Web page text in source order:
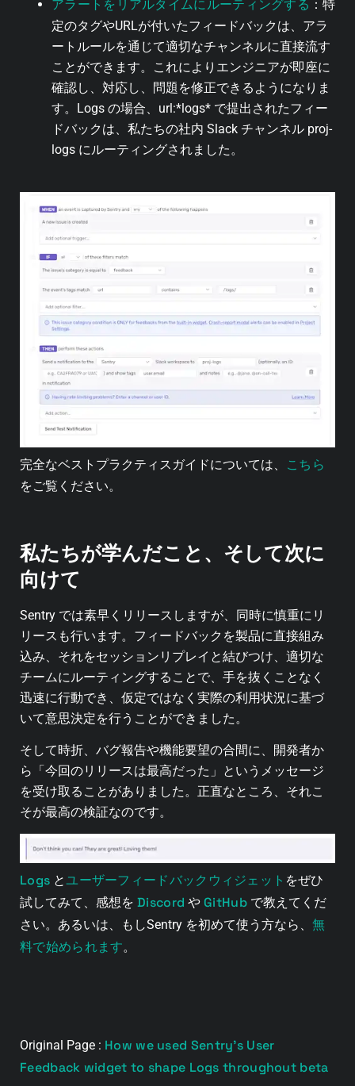
アラートをリアルタイムにルーティングする ：特
定のタグやURLが付いたフィードバックは、アラ
ートルールを通じて適切なチャンネルに直接流す
ことができます。これによりエンジニアが即座に
確認し、対応し、問題を修正できるようになりま
す。Logs の場合、url:*logs* で提出されたフィー
ドバックは、私たちの社内 Slack チャンネル proj-
logs にルーティングされました。
完全なベストプラクティスガイドについては、 こちら
をご覧ください。
私たちが学んだこと、そして次に
向けて
Sentry では素早くリリースしますが、同時に慎重にリ
リースも行います。フィードバックを製品に直接組み
込み、それをセッションリプレイと結びつけ、適切な
チームにルーティングすることで、手を抜くことなく
迅速に行動でき、仮定ではなく実際の利用状況に基づ
いて意思決定を行うことができました。
そして時折、バグ報告や機能要望の合間に、開発者か
ら「今回のリリースは最高だった」というメッセージ
を受け取ることがありました。正直なところ、それこ
そが最高の検証なのです。
Logs とユーザーフィードバックウィジェット をぜひ
試してみて、感想を Discord や GitHubで教えてくだ
さい。あるいは、もしSentry を初めて使う方なら、 無
料で始められます。
Original Page : How we used Sentry’s User
Feedback widget to shape Logs throughout beta